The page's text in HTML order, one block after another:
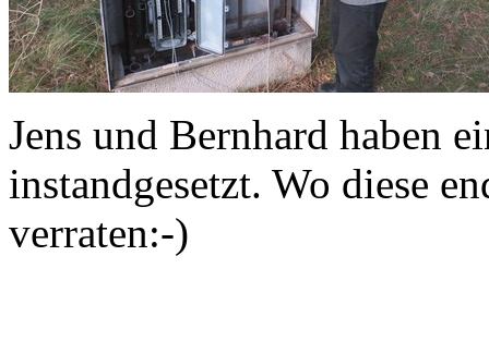
Jens und Bernhard haben
instandgesetzt. Wo diese
verraten:-)